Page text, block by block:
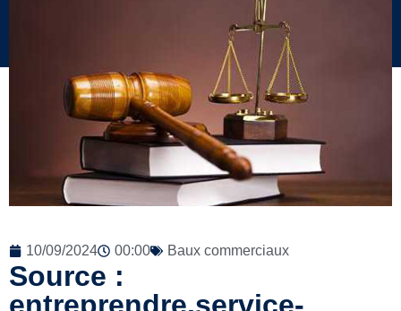
10/09/2024 00:00 Baux commerciaux
Source :